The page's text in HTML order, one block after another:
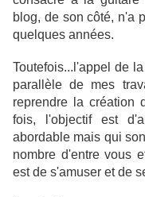
blog, de son côté, n'a
quelques années.
Toutefois...l'appel de
parallèle de mes
reprendre la création
fois, l'objectif est
abordable mais qui
nombre d'entre vous
est de s'amuser et de